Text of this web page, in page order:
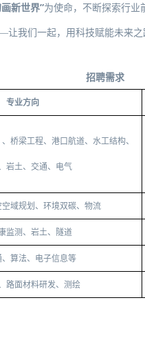
新世界”为使命，不断探索行业
我们一起，用科技赋能未来之
招聘需求
专业方向
桥梁工程、港口航道、水工结构、
岩土、交通、电气
域规划、环境双碳、物流
监测、岩土、隧道
算法、电子信息等
路面材料研发、测绘